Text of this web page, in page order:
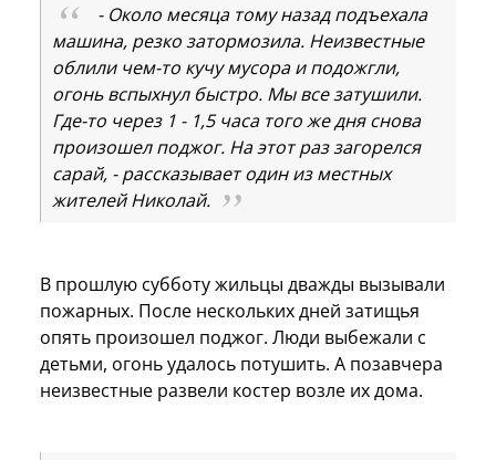
- Около месяца тому назад подъехала
машина, резко затормозила. Неизвестные
облили чем-то кучу мусора и подожгли,
огонь вспыхнул быстро. Мы все затушили.
Где-то через 1 - 1,5 часа того же дня снова
произошел поджог. На этот раз загорелся
сарай, - рассказывает один из местных
жителей Николай.
В прошлую субботу жильцы дважды вызывали
пожарных. После нескольких дней затищья
опять произошел поджог. Люди выбежали с
детьми, огонь удалось потушить. А позавчера
неизвестные развели костер возле их дома.